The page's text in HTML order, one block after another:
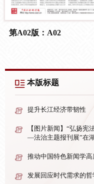
第A02版：A02
本版标题
提升长江经济带韧性
【图片新闻】“弘扬宪
—法治主题报刊展”在
推动中国特色新闻学高
发展回应时代需求的哲